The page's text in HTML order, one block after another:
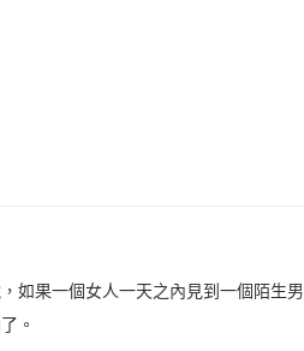
如果一個女人一天之內見到一個陌生男
。